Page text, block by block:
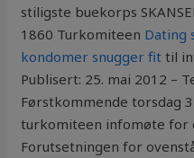
stiligste buekorps
1860 Turkomiteen Dating
kondomer snugger fit til
Publisert: 25. mai 2012 –
Førstkommende torsdag
turkomiteen infomøte for
Forutsetningen for